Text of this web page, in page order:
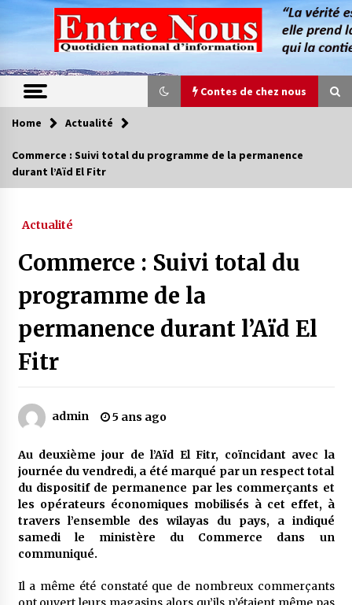
content
Contes de chez nous
Contes de chez nous
Magie de sorcier
4 ans ago
Oum el Gaïla / L’ogresse du M’zab
4 ans ago
4 ans ago
Quand on va vite
5 ans ago
« Père, tiens-moi, je vais tomber ! »
Home Actualité
Commerce : Suivi total du programme de la permanence
durant l’Aïd El Fitr
Actualité
Commerce : Suivi total du
programme de la
permanence durant l’Aïd El
Fitr
admin 5 ans ago
Au deuxième jour de l’Aïd El Fitr, coïncidant avec la
journée du vendredi, a été marqué par un respect total
du dispositif de permanence par les commerçants et
les opérateurs économiques mobilisés à cet effet, à
travers l’ensemble des wilayas du pays, a indiqué
samedi le ministère du Commerce dans un
communiqué.
Il a même été constaté que de nombreux commerçants